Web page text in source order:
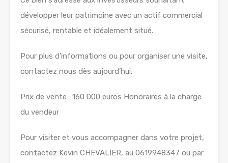
développer leur patrimoine avec un actif commercial
sécurisé, rentable et idéalement situé.
Pour plus d’informations ou pour organiser une visite,
contactez nous dès aujourd’hui.
Prix de vente : 160 000 euros Honoraires à la charge
du vendeur
Pour visiter et vous accompagner dans votre projet,
contactez Kevin CHEVALIER, au 0619948347 ou par